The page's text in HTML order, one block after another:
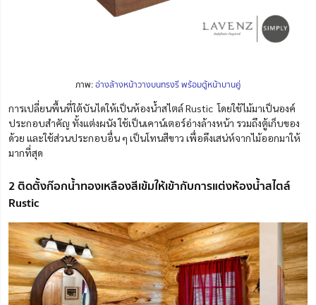
ภาพ:อ่างล้างหน้าวางบนทรงรี พร้อมตู้หน้าบานคู่
การเปลี่ยนพื้นที่ใต้บันไดให้เป็นห้องน้ำสไตล์ Rustic โดยใช้ไม้มาเป็นองค์
ประกอบสำคัญ ทั้งแต่งผนัง ใช้เป็นเคาน์เตอร์อ่างล้างหน้า รวมถึงตู้เก็บของ
ด้วย และใช้ส่วนประกอบอื่น ๆ เป็นโทนสีขาว เพื่อดึงเสน่ห์จากไม้ออกมาให้
มากที่สุด
2 ติดตั้งก๊อกน้ำทองเหลืองสีเข้มให้เข้ากับการแต่งห้องน้ำสไตล์
Rustic